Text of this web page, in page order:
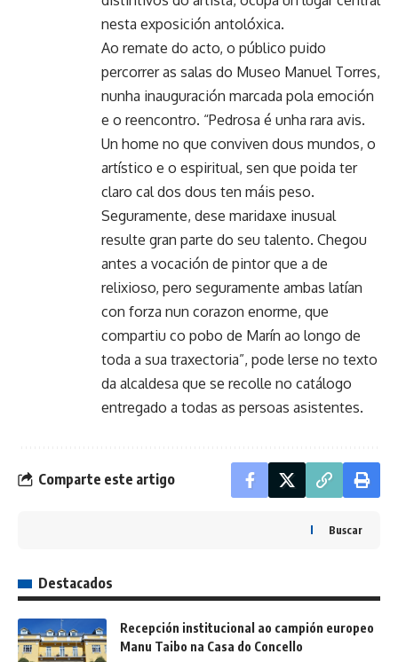
nesta exposición antolóxica.
Ao remate do acto, o público puido
percorrer as salas do Museo Manuel Torres,
nunha inauguración marcada pola emoción
e o reencontro. “Pedrosa é unha rara avis.
Un home no que conviven dous mundos, o
artístico e o espiritual, sen que poida ter
claro cal dos dous ten máis peso.
Seguramente, dese maridaxe inusual
resulte gran parte do seu talento. Chegou
antes a vocación de pintor que a de
relixioso, pero seguramente ambas latían
con forza nun corazon enorme, que
compartiu co pobo de Marín ao longo de
toda a sua traxectoria”, pode lerse no texto
da alcaldesa que se recolle no catálogo
entregado a todas as persoas asistentes.
Comparte este artigo
Buscar
Destacados
Recepción institucional ao campión europeo
Manu Taibo na Casa do Concello